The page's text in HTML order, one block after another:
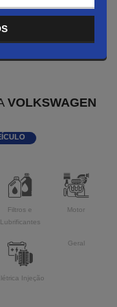
VOLKSWAGEN
Filtros e
Lubrificantes
Motor
Injeção
Geral